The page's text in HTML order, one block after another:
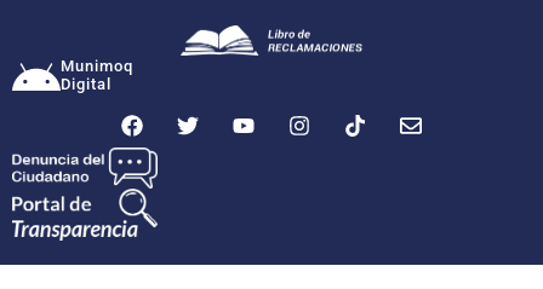
Munimoq
Digital